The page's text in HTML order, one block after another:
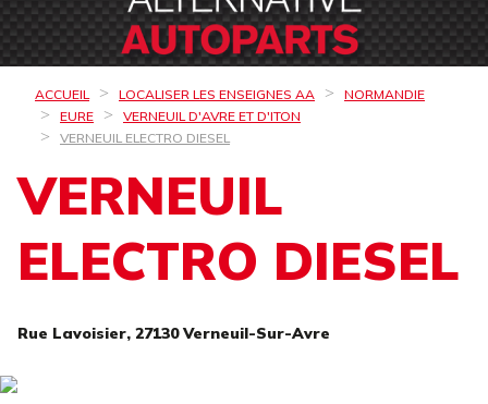
ACCUEIL LOCALISER LES ENSEIGNES AA
NORMANDIE
EURE
VERNEUIL D'AVRE ET D'ITON
VERNEUIL ELECTRO DIESEL
VERNEUIL
ELECTRO DIESEL
Rue Lavoisier, 27130 Verneuil-Sur-Avre